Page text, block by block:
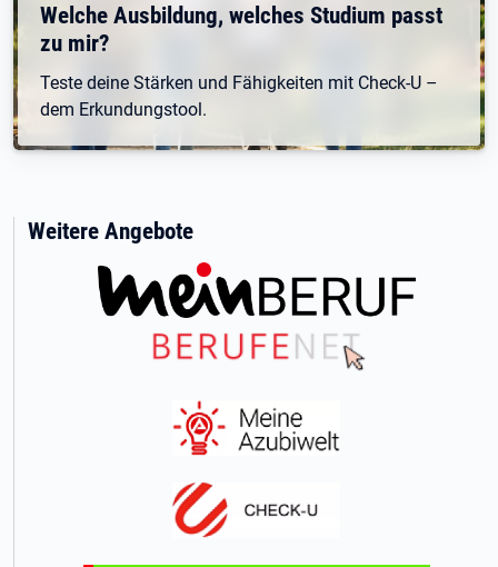
Welche Ausbildung, welches Studium passt
zu mir?
Teste deine Stärken und Fähigkeiten mit Check-U –
dem Erkundungstool.
Weitere Angebote